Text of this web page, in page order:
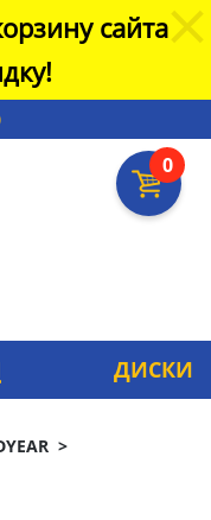
сайта
0
ДИСКИ